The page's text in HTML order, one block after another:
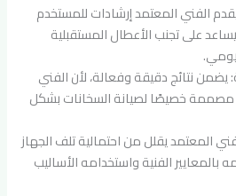
الفني المعتمد إرشادات للمستخدم
على تجنب الأعطال المستقبلية
نتائج دقيقة وفعالة، لأن الفني
مصممة خصيصًا لصيانة السخانات بشكل
المعتمد يقلل من احتمالية تلف الجهاز
بالمعايير الفنية واستخدامه الأساليب